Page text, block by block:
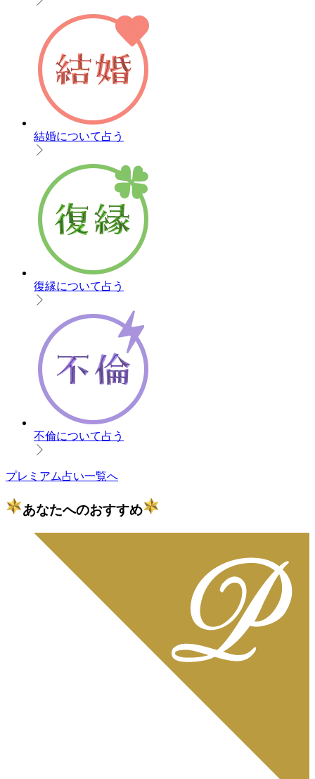
結婚について占う
復縁について占う
不倫について占う
プレミアム占い一覧へ
あなたへのおすすめ